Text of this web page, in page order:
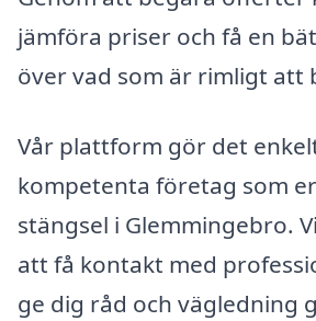
jämföra priser och få en
över vad som är rimligt att
Vår plattform gör det
kompetenta företag som
stängsel i Glemmingebro.
att få kontakt med
ge dig råd och vägledning